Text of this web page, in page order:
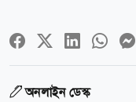
অনলাইন ডেস্ক